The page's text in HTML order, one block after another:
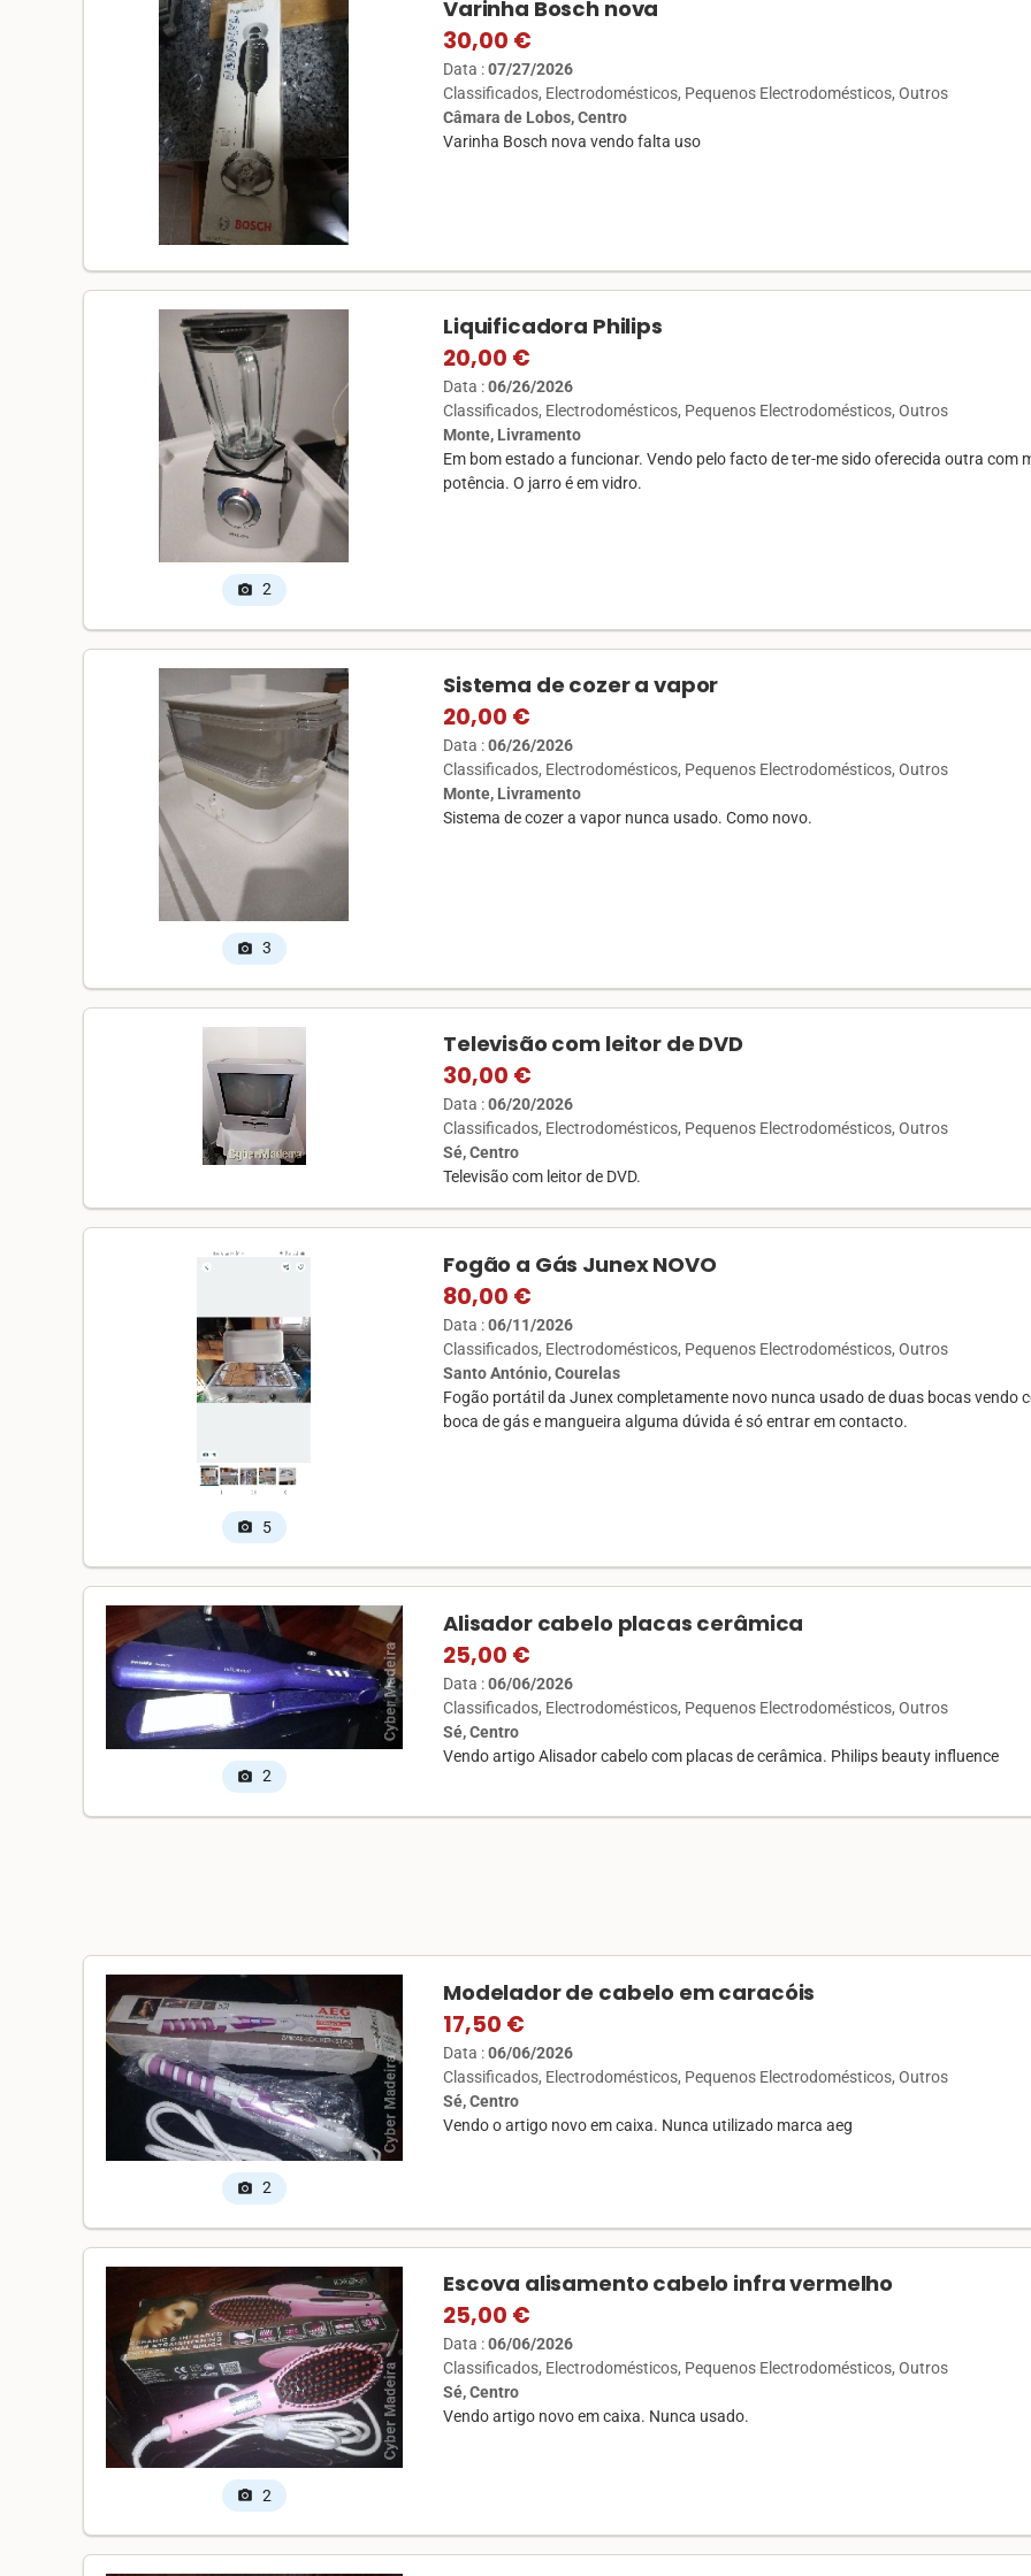
Varinha Bosch nova
30,00 €
Data :07/27/2026
Classificados Electrodomésticos Pequenos Electrodomésticos Outros
Câmara de Lobos, Centro
Varinha Bosch nova vendo falta uso
photo_camera 2
Liquificadora Philips
20,00 €
Data :06/26/2026
Classificados Electrodomésticos Pequenos Electrodomésticos Outros
Monte, Livramento
Em bom estado a funcionar. Vendo pelo facto de ter-me sido oferecida outra com
potência. O jarro é em vidro.
photo_camera 3
Sistema de cozer a vapor
20,00 €
Data :06/26/2026
Classificados Electrodomésticos Pequenos Electrodomésticos Outros
Monte, Livramento
Sistema de cozer a vapor nunca usado. Como novo.
Televisão com leitor de DVD
30,00 €
Data :06/20/2026
Classificados Electrodomésticos Pequenos Electrodomésticos Outros
Sé, Centro
Televisão com leitor de DVD.
photo_camera 5
Fogão a Gás Junex NOVO
80,00 €
Data :06/11/2026
Classificados Electrodomésticos Pequenos Electrodomésticos Outros
Santo António, Courelas
Fogão portátil da Junex completamente novo nunca usado de duas bocas vendo
boca de gás e mangueira alguma dúvida é só entrar em contacto.
photo_camera 2
Alisador cabelo placas cerâmica
25,00 €
Data :06/06/2026
Classificados Electrodomésticos Pequenos Electrodomésticos Outros
Sé, Centro
Vendo artigo Alisador cabelo com placas de cerâmica. Philips beauty influence
photo_camera 2
Modelador de cabelo em caracóis
17,50 €
Data :06/06/2026
Classificados Electrodomésticos Pequenos Electrodomésticos Outros
Sé, Centro
Vendo o artigo novo em caixa. Nunca utilizado marca aeg
photo_camera 2
Escova alisamento cabelo infra vermelho
25,00 €
Data :06/06/2026
Classificados Electrodomésticos Pequenos Electrodomésticos Outros
Sé, Centro
Vendo artigo novo em caixa. Nunca usado.